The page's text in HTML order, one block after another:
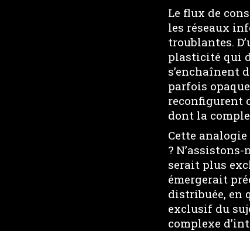
Le flux de
les réseaux
troublantes.
plasticité qui
s’enchaînent
parfois
reconfigurent
dont la
Cette
?
serait plus
émergerait
distribuée, en
exclusif du
complexe